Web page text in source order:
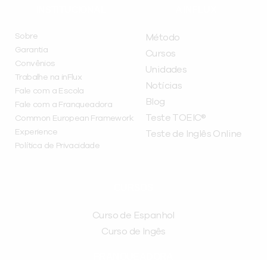
Sobre
Garantia
Convênios
Trabalhe na inFlux
Fale com a Escola
Fale com a Franqueadora
Common European Framework
Experience
Política de Privacidade
Método
Cursos
Unidades
Notícias
Blog
Teste TOEIC®
Teste de Inglês Online
Curso de Espanhol
Curso de Ingês